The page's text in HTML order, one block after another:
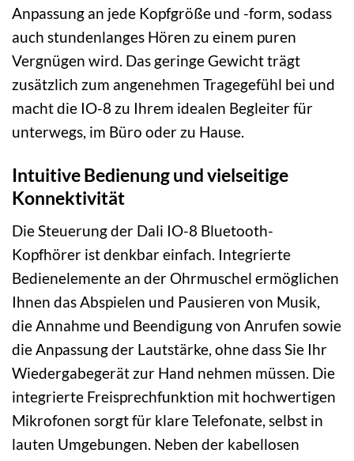
Anpassung an jede Kopfgröße und -form, sodass
auch stundenlanges Hören zu einem puren
Vergnügen wird. Das geringe Gewicht trägt
zusätzlich zum angenehmen Tragegefühl bei und
macht die IO-8 zu Ihrem idealen Begleiter für
unterwegs, im Büro oder zu Hause.
Intuitive Bedienung und vielseitige
Konnektivität
Die Steuerung der Dali IO-8 Bluetooth-
Kopfhörer ist denkbar einfach. Integrierte
Bedienelemente an der Ohrmuschel ermöglichen
Ihnen das Abspielen und Pausieren von Musik,
die Annahme und Beendigung von Anrufen sowie
die Anpassung der Lautstärke, ohne dass Sie Ihr
Wiedergabegerät zur Hand nehmen müssen. Die
integrierte Freisprechfunktion mit hochwertigen
Mikrofonen sorgt für klare Telefonate, selbst in
lauten Umgebungen. Neben der kabellosen